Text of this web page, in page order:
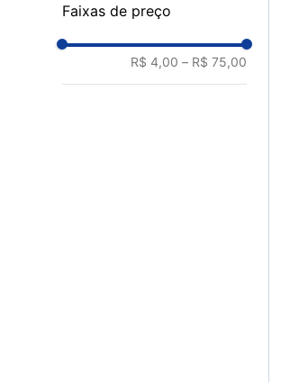
CS057 - Roxo
CS062 - Verde
Bandeira
CS069 - Vinho
Faixas de preço
R$ 4,00 – R$ 75,00